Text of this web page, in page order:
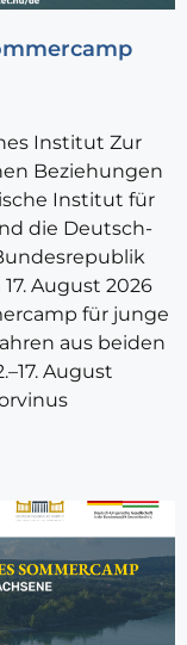
Institut Zur
Beziehungen
Institut für
die Deutsch-
August 2026
für junge
aus beiden
August